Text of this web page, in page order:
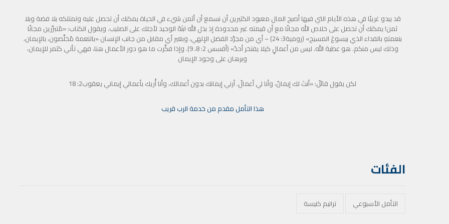
قد يبدو غريبًا في هذه الأيام التي فيها أصبح المال معبود الكثيرين أن نسمع أن أثمن شيء في الحياة يمكنك أن تحصل عليه وتمتلكه بلا فضة وبلا
ثمن! يمكنك أن تحصل على خلاص الله مجانًا مع أن قيمته غير محدودة إذ بذل الله ابنَهُ الوحيد لأجلك على الصليب. ويقول الكتاب: «مُتبرِّرين مجانًا
بنعمتهِ بالفداء الذي بيسوعَ المسيح» (رومية3: 24) – أي من مجرَّد الفضل الإلهي، وبغير أي مقابل من جانب الإنسان «بالنعمة مُخلَّصون، بالإيمان،
وذلك ليس منكم. هو عطية الله. ليس من أعمالٍ كيلا يفتخر أحدٌ» (أفسس 2: 8، 9). وإذا فكَّرت ما هو دور الأعمال هنا، فهي تأتي كثمر للإيمان،
وبرهان على وجود الإيمان
لكن يقول قائلٌ: «أنتَ لك إيمانٌ، وأنا لي أعمالٌ. أرني إيمانك بدون أعمالك، وأنا أُريك بأعمالي إيماني يعقوب2: 18
هذا التأمل مقدم من خدمة الرب قريب
الفئات
التأمل الأسبوعي ترانيم كنيسة